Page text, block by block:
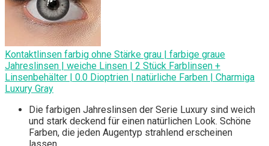
Kontaktlinsen farbig ohne Stärke grau | farbige graue
Jahreslinsen | weiche Linsen | 2 Stück Farblinsen +
Linsenbehälter | 0.0 Dioptrien | natürliche Farben | Charmiga
Luxury Gray
Die farbigen Jahreslinsen der Serie Luxury sind weich
und stark deckend für einen natürlichen Look. Schöne
Farben, die jeden Augentyp strahlend erscheinen